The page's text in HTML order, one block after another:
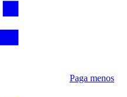
Paga menos